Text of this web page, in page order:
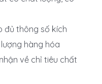
đủ thông số kích
hàng hóa
về chỉ tiêu chất